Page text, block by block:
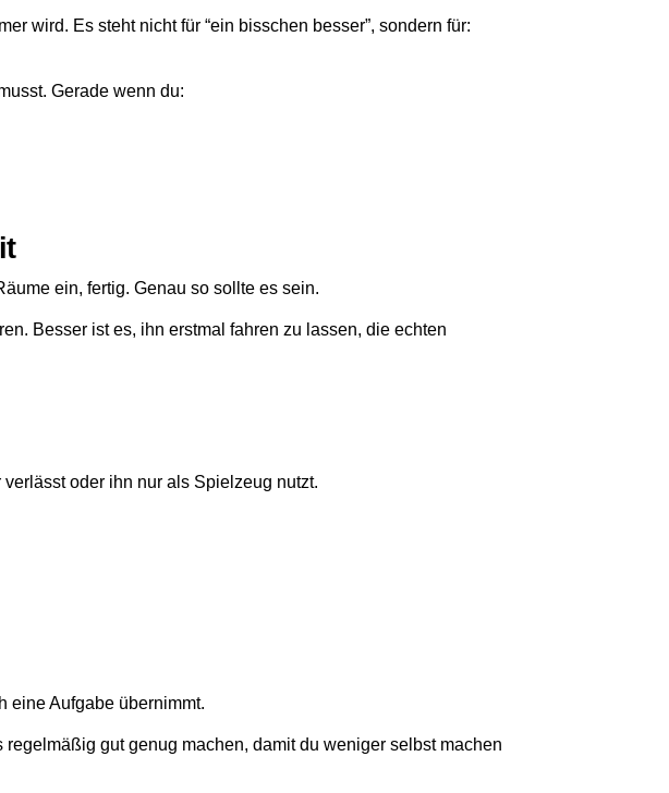
wird. Es steht nicht für “ein bisschen besser”, sondern für:
Gerade wenn du:
ein, fertig. Genau so sollte es sein.
Besser ist es, ihn erstmal fahren zu lassen, die echten
oder ihn nur als Spielzeug nutzt.
eine Aufgabe übernimmt.
gut genug machen, damit du weniger selbst machen